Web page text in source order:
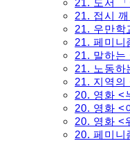
21. 도서
21. 접시
21. 우만학
21. 페미니
21. 말하는
21. 노동하
21. 지역의
20. 영화 <
20. 영화 <
20. 영화 <
20. 페미니